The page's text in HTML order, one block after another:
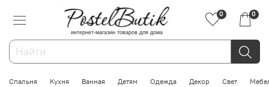
интернет-магазин товаров для дома
0 0
Спальня Кухня Ванная Детям Одежда Декор Свет